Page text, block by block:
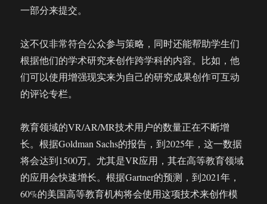
一部分来提交。
这不仅非常符合公众参与策略，同时还能帮助学生们
根据他们的学术研究来创作跨学科的内容。比如，他
们可以使用增强现实来为自己的研究成果创作可互动
的评论专栏。
教育领域的VR/AR/MR技术用户的数量正在不断增
长。根据Goldman Sachs的报告，到2025年，这一数据
将会达到1500万。尤其是VR应用，其在高等教育领域
的应用会快速增长。根据Gartner的预测，到2021年，
60%的美国高等教育机构将会使用这项技术来创作模